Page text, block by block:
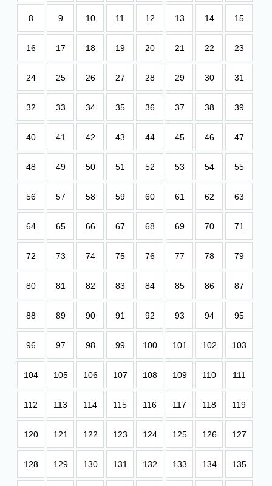
8 9 10 11 12 13 14 15
16 17 18 19 20 21 22 23
24 25 26 27 28 29 30 31
32 33 34 35 36 37 38 39
40 41 42 43 44 45 46 47
48 49 50 51 52 53 54 55
56 57 58 59 60 61 62 63
64 65 66 67 68 69 70 71
72 73 74 75 76 77 78 79
80 81 82 83 84 85 86 87
88 89 90 91 92 93 94 95
96 97 98 99 100 101 102 103
104 105 106 107 108 109 110 111
112 113 114 115 116 117 118 119
120 121 122 123 124 125 126 127
128 129 130 131 132 133 134 135